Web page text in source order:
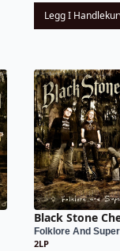
Legg I
Black Stone
Folklore And
2LP